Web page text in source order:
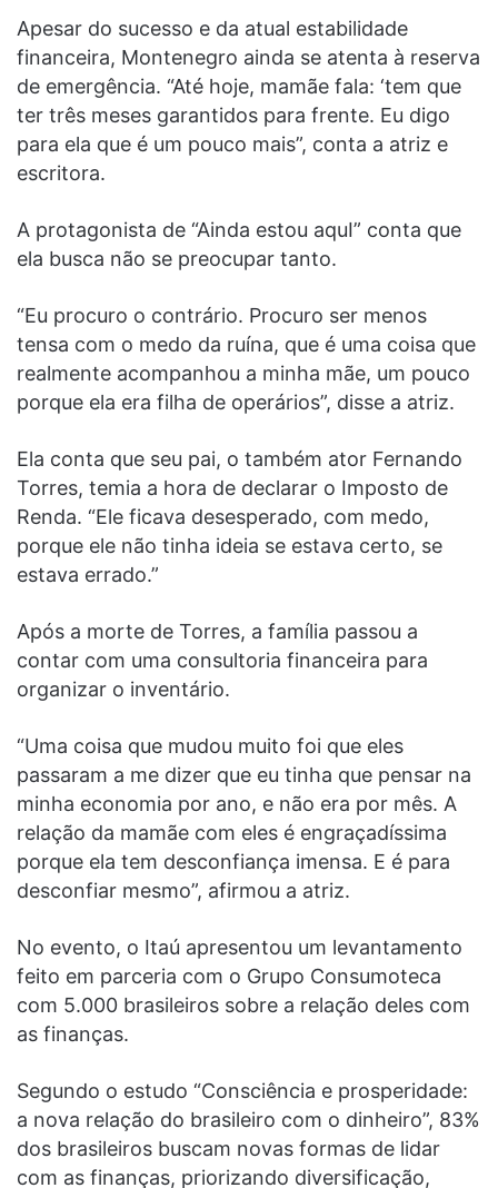
Apesar do sucesso e da atual estabilidade
financeira, Montenegro ainda se atenta à reserva
de emergência. “Até hoje, mamãe fala: ‘tem que
ter três meses garantidos para frente. Eu digo
para ela que é um pouco mais”, conta a atriz e
escritora.
A protagonista de “Ainda estou aquI” conta que
ela busca não se preocupar tanto.
“Eu procuro o contrário. Procuro ser menos
tensa com o medo da ruína, que é uma coisa que
realmente acompanhou a minha mãe, um pouco
porque ela era filha de operários”, disse a atriz.
Ela conta que seu pai, o também ator Fernando
Torres, temia a hora de declarar o Imposto de
Renda. “Ele ficava desesperado, com medo,
porque ele não tinha ideia se estava certo, se
estava errado.”
Após a morte de Torres, a família passou a
contar com uma consultoria financeira para
organizar o inventário.
“Uma coisa que mudou muito foi que eles
passaram a me dizer que eu tinha que pensar na
minha economia por ano, e não era por mês. A
relação da mamãe com eles é engraçadíssima
porque ela tem desconfiança imensa. E é para
desconfiar mesmo”, afirmou a atriz.
No evento, o Itaú apresentou um levantamento
feito em parceria com o Grupo Consumoteca
com 5.000 brasileiros sobre a relação deles com
as finanças.
Segundo o estudo “Consciência e prosperidade:
a nova relação do brasileiro com o dinheiro”, 83%
dos brasileiros buscam novas formas de lidar
com as finanças, priorizando diversificação,